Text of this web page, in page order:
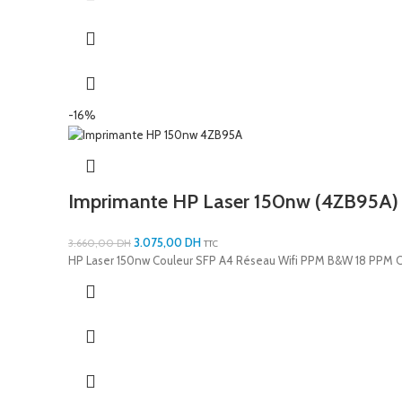
-16%
Imprimante HP Laser 150nw (4ZB95A)
3.660,00DH 3.075,00DH TTC
HP Laser 150nw Couleur SFP A4 Réseau Wifi PPM B&W 18 PPM